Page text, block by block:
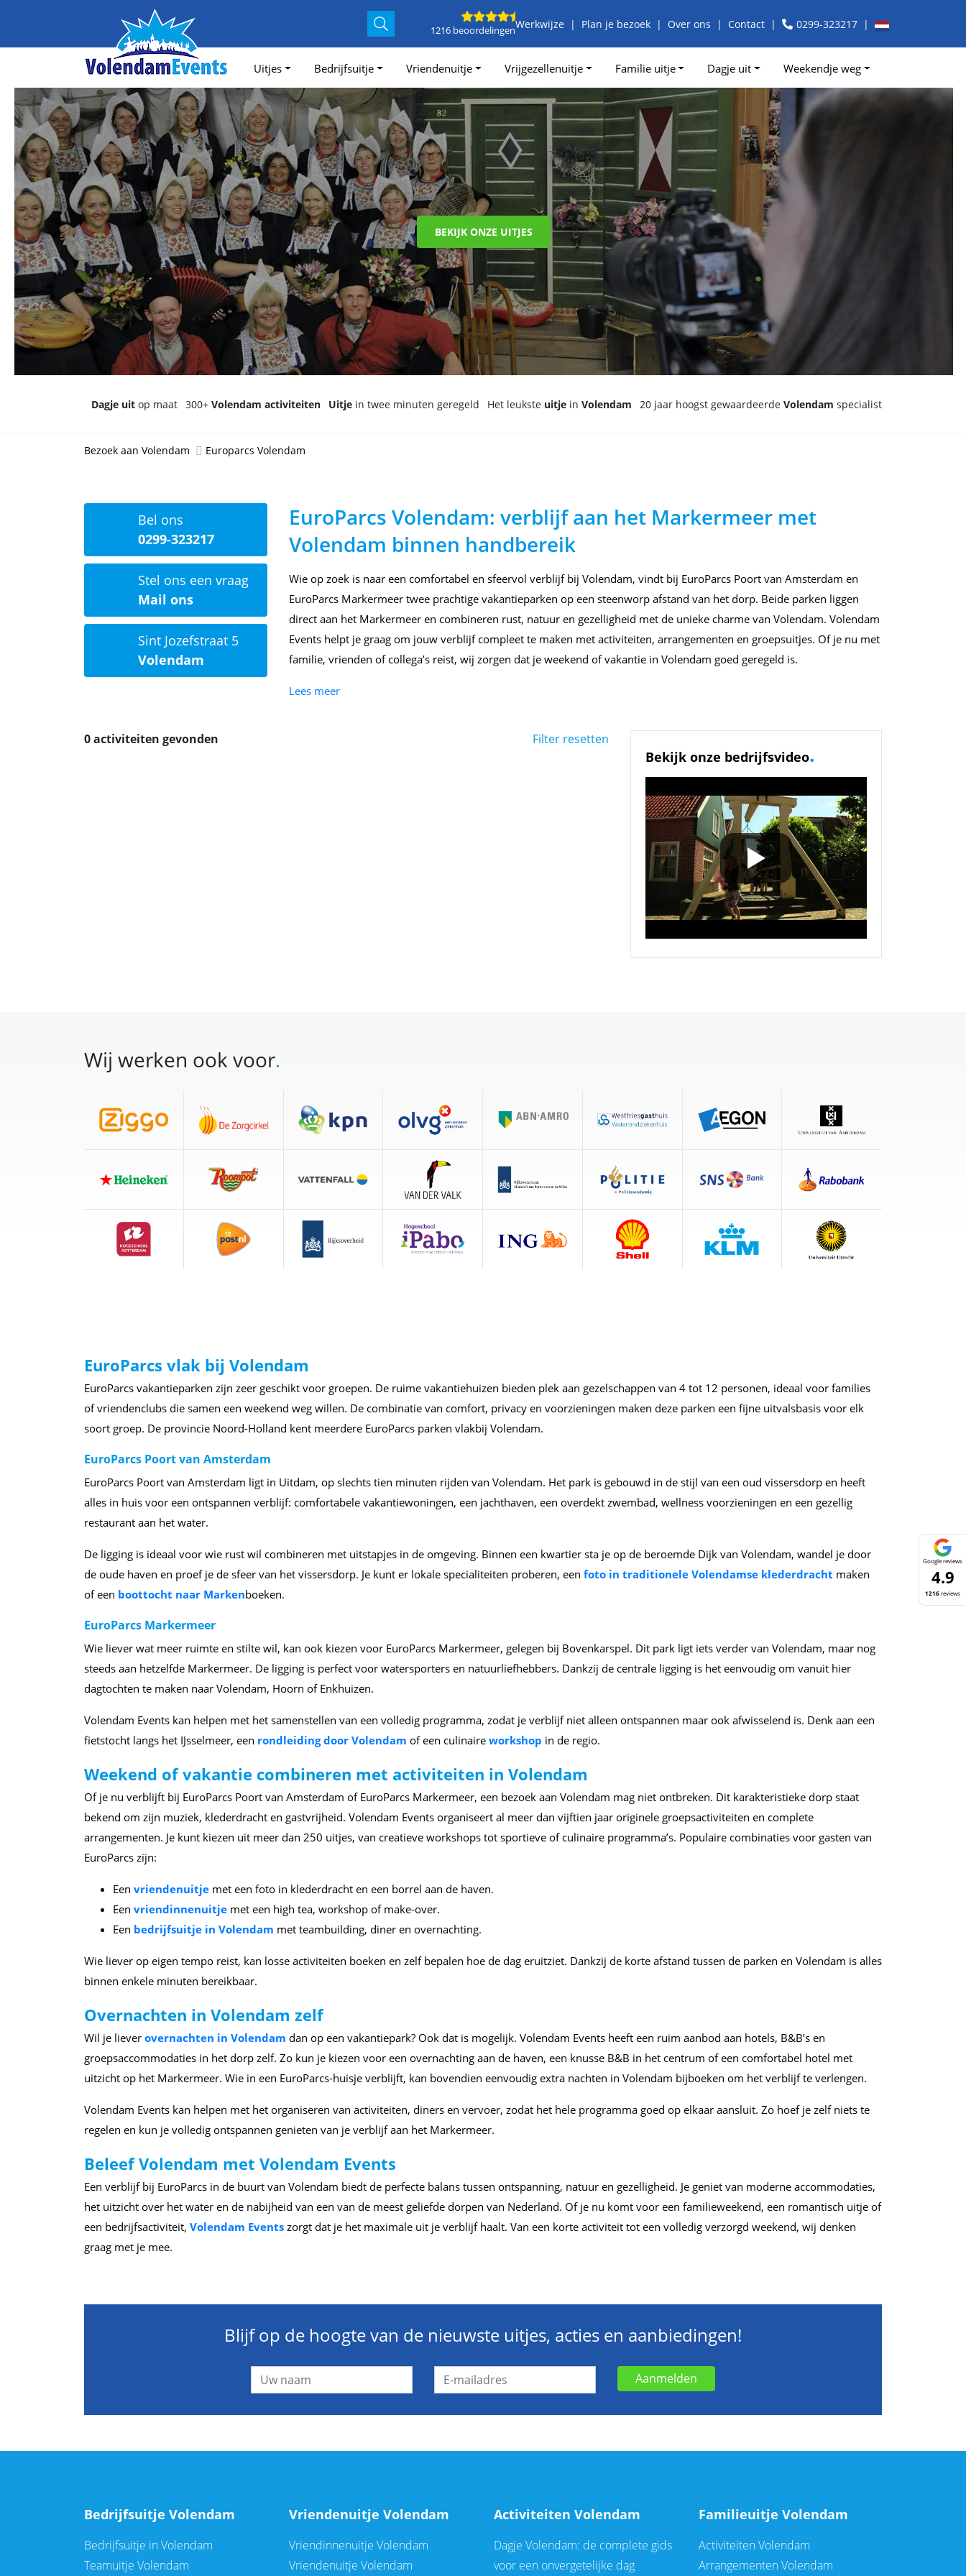
1216 beoordelingenWerkwijze Plan je bezoek Over ons Contact 0299-323217
Uitjes Bedrijfsuitje Vriendenuitje Vrijgezellenuitje Familie uitje Dagje uit Weekendje weg
BEKIJK ONZE UITJES
Dagje uit op maat 300+ Volendam activiteiten Uitje in twee minuten geregeld Het leukste uitje in Volendam 20 jaar hoogst gewaardeerde Volendam specialist
Bezoek aan Volendam Europarcs Volendam
Bel ons
0299-323217
Stel ons een vraag
Mail ons
Sint Jozefstraat 5
Volendam
EuroParcs Volendam: verblijf aan het Markermeer met
Volendam binnen handbereik
Wie op zoek is naar een comfortabel en sfeervol verblijf bij Volendam, vindt bij EuroParcs Poort van Amsterdam en
EuroParcs Markermeer twee prachtige vakantieparken op een steenworp afstand van het dorp. Beide parken liggen
direct aan het Markermeer en combineren rust, natuur en gezelligheid met de unieke charme van Volendam. Volendam
Events helpt je graag om jouw verblijf compleet te maken met activiteiten, arrangementen en groepsuitjes. Of je nu met
familie, vrienden of collega’s reist, wij zorgen dat je weekend of vakantie in Volendam goed geregeld is.
Lees meer
0 activiteiten gevonden Filter resetten
Bekijk onze bedrijfsvideo.
Google reviews
4.9
1216reviews
Wij werken ook voor.
EuroParcs vlak bij Volendam
EuroParcs vakantieparken zijn zeer geschikt voor groepen. De ruime vakantiehuizen bieden plek aan gezelschappen van 4 tot 12 personen, ideaal voor families
of vriendenclubs die samen een weekend weg willen. De combinatie van comfort, privacy en voorzieningen maken deze parken een fijne uitvalsbasis voor elk
soort groep. De provincie Noord-Holland kent meerdere EuroParcs parken vlakbij Volendam.
EuroParcs Poort van Amsterdam
EuroParcs Poort van Amsterdam ligt in Uitdam, op slechts tien minuten rijden van Volendam. Het park is gebouwd in de stijl van een oud vissersdorp en heeft
alles in huis voor een ontspannen verblijf: comfortabele vakantiewoningen, een jachthaven, een overdekt zwembad, wellness voorzieningen en een gezellig
restaurant aan het water.
De ligging is ideaal voor wie rust wil combineren met uitstapjes in de omgeving. Binnen een kwartier sta je op de beroemde Dijk van Volendam, wandel je door
de oude haven en proef je de sfeer van het vissersdorp. Je kunt er lokale specialiteiten proberen, een foto in traditionele Volendamse klederdracht maken
of een boottocht naar Markenboeken.
EuroParcs Markermeer
Wie liever wat meer ruimte en stilte wil, kan ook kiezen voor EuroParcs Markermeer, gelegen bij Bovenkarspel. Dit park ligt iets verder van Volendam, maar nog
steeds aan hetzelfde Markermeer. De ligging is perfect voor watersporters en natuurliefhebbers. Dankzij de centrale ligging is het eenvoudig om vanuit hier
dagtochten te maken naar Volendam, Hoorn of Enkhuizen.
Volendam Events kan helpen met het samenstellen van een volledig programma, zodat je verblijf niet alleen ontspannen maar ook afwisselend is. Denk aan een
fietstocht langs het IJsselmeer, een rondleiding door Volendam of een culinaire workshop in de regio.
Weekend of vakantie combineren met activiteiten in Volendam
Of je nu verblijft bij EuroParcs Poort van Amsterdam of EuroParcs Markermeer, een bezoek aan Volendam mag niet ontbreken. Dit karakteristieke dorp staat
bekend om zijn muziek, klederdracht en gastvrijheid. Volendam Events organiseert al meer dan vijftien jaar originele groepsactiviteiten en complete
arrangementen. Je kunt kiezen uit meer dan 250 uitjes, van creatieve workshops tot sportieve of culinaire programma’s. Populaire combinaties voor gasten van
EuroParcs zijn:
Een vriendenuitje met een foto in klederdracht en een borrel aan de haven.
Een vriendinnenuitje met een high tea, workshop of make-over.
Een bedrijfsuitje in Volendam met teambuilding, diner en overnachting.
Wie liever op eigen tempo reist, kan losse activiteiten boeken en zelf bepalen hoe de dag eruitziet. Dankzij de korte afstand tussen de parken en Volendam is alles
binnen enkele minuten bereikbaar.
Overnachten in Volendam zelf
Wil je liever overnachten in Volendam dan op een vakantiepark? Ook dat is mogelijk. Volendam Events heeft een ruim aanbod aan hotels, B&B’s en
groepsaccommodaties in het dorp zelf. Zo kun je kiezen voor een overnachting aan de haven, een knusse B&B in het centrum of een comfortabel hotel met
uitzicht op het Markermeer. Wie in een EuroParcs-huisje verblijft, kan bovendien eenvoudig extra nachten in Volendam bijboeken om het verblijf te verlengen.
Volendam Events kan helpen met het organiseren van activiteiten, diners en vervoer, zodat het hele programma goed op elkaar aansluit. Zo hoef je zelf niets te
regelen en kun je volledig ontspannen genieten van je verblijf aan het Markermeer.
Beleef Volendam met Volendam Events
Een verblijf bij EuroParcs in de buurt van Volendam biedt de perfecte balans tussen ontspanning, natuur en gezelligheid. Je geniet van moderne accommodaties,
het uitzicht over het water en de nabijheid van een van de meest geliefde dorpen van Nederland. Of je nu komt voor een familieweekend, een romantisch uitje of
een bedrijfsactiviteit, Volendam Events zorgt dat je het maximale uit je verblijf haalt. Van een korte activiteit tot een volledig verzorgd weekend, wij denken
graag met je mee.
Blijf op de hoogte van de nieuwste uitjes, acties en aanbiedingen!
Aanmelden
Bedrijfsuitje Volendam
Bedrijfsuitje in Volendam
Teamuitje Volendam
Vriendenuitje Volendam
Vriendinnenuitje Volendam
Vriendenuitje Volendam
Activiteiten Volendam
Dagje Volendam: de complete gids
voor een onvergetelijke dag
Familieuitje Volendam
Activiteiten Volendam
Arrangementen Volendam